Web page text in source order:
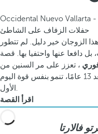
Occidental Nuevo Vallarta -
حفلات الزفاف على الشاطئ
الزوجان خير دليل. لم تتطور
دافعا عنها واحتفيا بها. قصة
، تعزز على مر السنين من
خلال تواصل عميق ومودة لا تزال، بعد 13 عامًا، تنمو بنفس قوة اليوم
الأول.
اقرأ القصة
فالارتا